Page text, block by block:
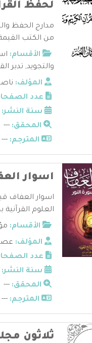
لحفظ
مدارج الحفظ
من الكتب
الأقسام:
والتجويد, تدبر
المؤلف:
عدد
سنة النشر:
المحقق: ---
المترجم: ---
اسوار
اسوار العفاف
العلوم
الأقسام:
المؤلف:
عدد
سنة النشر:
المحقق: ---
المترجم: ---
ثلاثون